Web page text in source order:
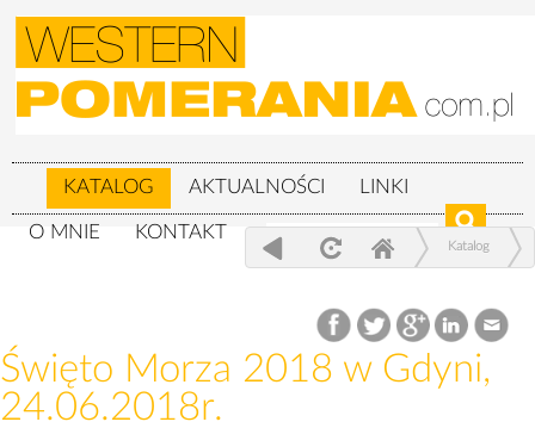
KATALOG AKTUALNOŚCI LINKI
O MNIE KONTAKT
Katalog
Święto Morza 2018 w Gdyni, 24.06.2018r.
Święto Morza 2018 w Gdyni,
24.06.2018r.